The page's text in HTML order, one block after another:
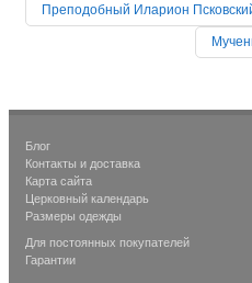
Преподобный Иларион
Блог
Контакты и доставка
Карта сайта
Церковный календарь
Размеры одежды
Для постоянных покупателей
Гарантии